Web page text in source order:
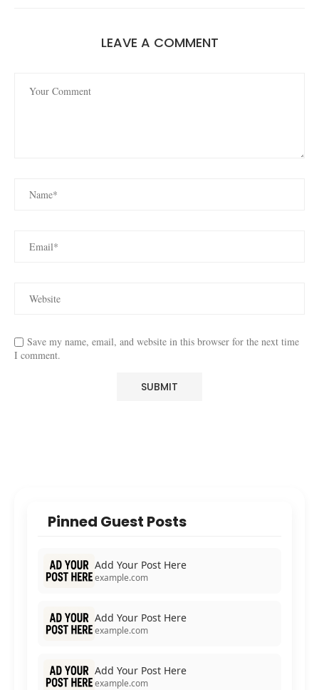
LEAVE A COMMENT
Save my name, email, and website in this browser for the next time
I comment.
Pinned Guest Posts
Add Your Post Here
example.com
Add Your Post Here
example.com
Add Your Post Here
example.com